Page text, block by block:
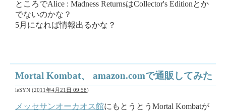
ところでAlice : Madness ReturnsはCollector's Editionとか
でないのかな？
5月になれば情報出るかな？
Mortal Kombat、 amazon.comで通販してみた
leSYN (2011年4月21日 09:58)
メッセサンオーカオス館にもとうとうMortal Kombatが